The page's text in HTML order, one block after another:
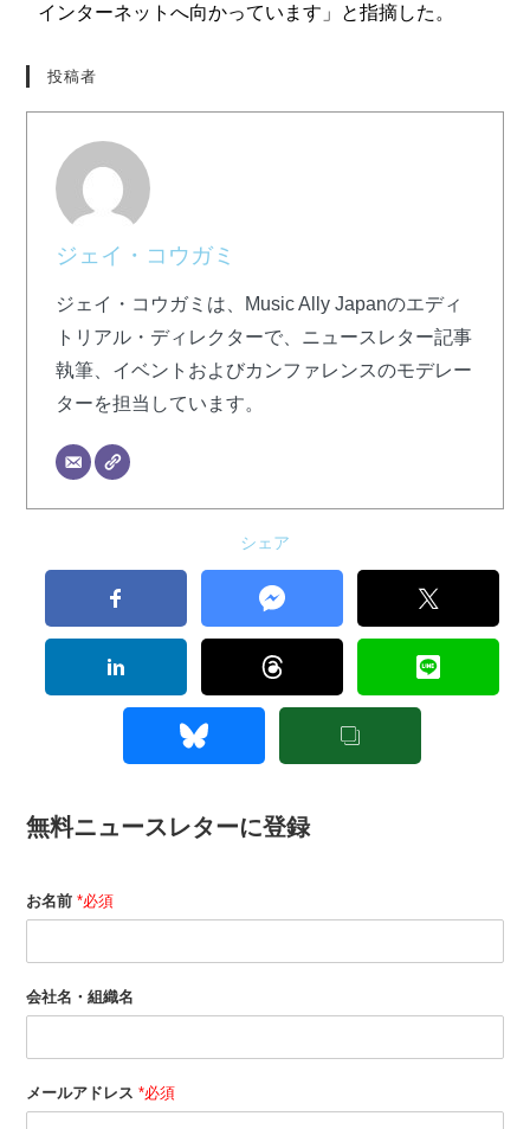
インターネットへ向かっています」と指摘した。
投稿者
ジェイ・コウガミ
ジェイ・コウガミは、Music Ally Japanのエディ
トリアル・ディレクターで、ニュースレター記事
執筆、イベントおよびカンファレンスのモデレー
ターを担当しています。
シェア
無料ニュースレターに登録
お名前*必須
会社名・組織名
メールアドレス*必須